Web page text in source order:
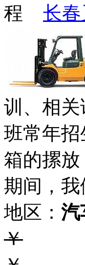
长春
训、相
班常年
箱的摞
期间，我
地区： 汽
￥